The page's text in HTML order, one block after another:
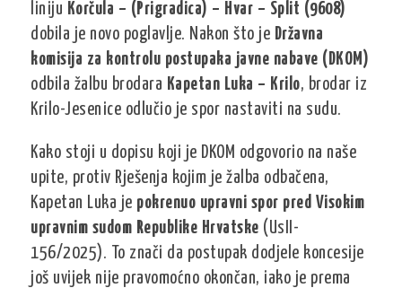
liniju Korčula – (Prigradica) – Hvar – Split (9608)
dobila je novo poglavlje. Nakon što je Državna
komisija za kontrolu postupaka javne nabave (DKOM)
odbila žalbu brodara Kapetan Luka – Krilo, brodar iz
Krilo-Jesenice odlučio je spor nastaviti na sudu.
Kako stoji u dopisu koji je DKOM odgovorio na naše
upite, protiv Rješenja kojim je žalba odbačena,
Kapetan Luka je pokrenuo upravni spor pred Visokim
upravnim sudom Republike Hrvatske (UsII-
156/2025). To znači da postupak dodjele koncesije
još uvijek nije pravomoćno okončan, iako je prema